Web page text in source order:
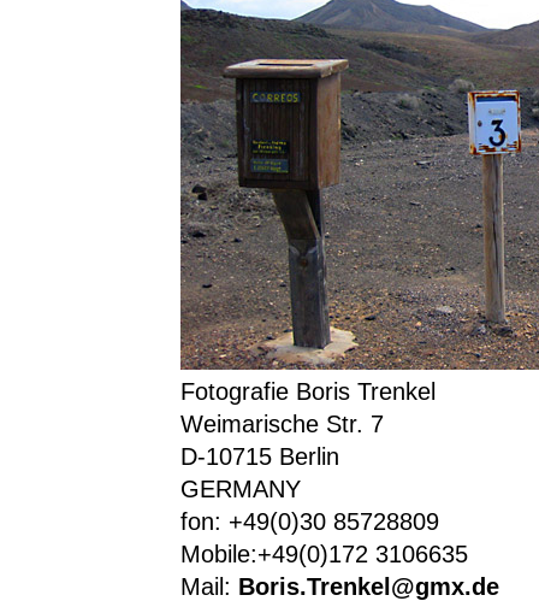
Fotografie Boris Trenkel
Weimarische Str. 7
D-10715 Berlin
GERMANY
fon: +49(0)30 85728809
Mobile:+49(0)172 3106635
Mail: Boris.Trenkel@gmx.de